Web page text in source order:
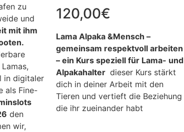
zu
und
mit ihm
in digitaler
als Fine-
den
wir,
120,00€
Lama Alpaka &Mensch –
gemeinsam respektvoll arbeiten
– ein Kurs speziell für Lama- und
Alpakahalter dieser Kurs stärkt
dich in deiner Arbeit mit den
Tieren und vertieft die Beziehung
die ihr zueinander habt